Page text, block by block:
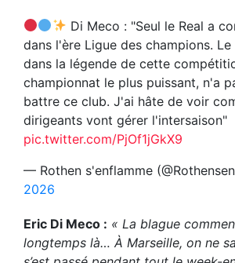
Di Meco : "Seul le Real a
dans l'ère Ligue des champions. Le
dans la légende de cette
championnat le plus puissant, n'a
battre ce club. J'ai hâte de voir
dirigeants vont gérer l'intersaison"
pic.twitter.com/PjOf1jGkX9
— Rothen s'enflamme
2026
Eric Di Meco : « La blague
longtemps là… À Marseille, on ne